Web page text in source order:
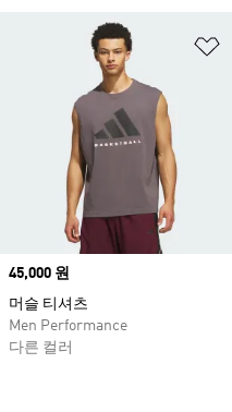
Price
45,000 원
머슬 티셔츠
Men Performance
다른 컬러